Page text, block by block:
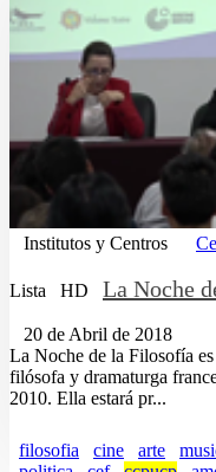
Institutos y Centros
Lista HD La Noche
20 de Abril de 2018
La Noche de la Filosofía
filósofa y dramaturga
2010. Ella estará pr...
filosofia cine arte